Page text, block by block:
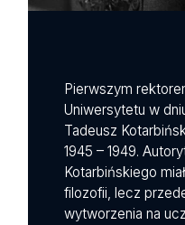
Pierwszym
Uniwersytetu w
Tadeusz
1945 – 1949.
Kotarbińskiego
filozofii, lecz
wytworzenia na